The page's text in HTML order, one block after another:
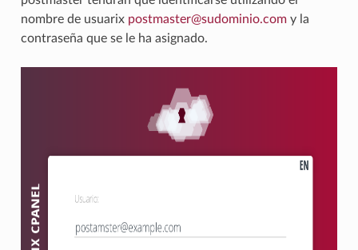
nombre de usuarix postmaster@sudominio.comy la
contraseña que se le ha asignado.